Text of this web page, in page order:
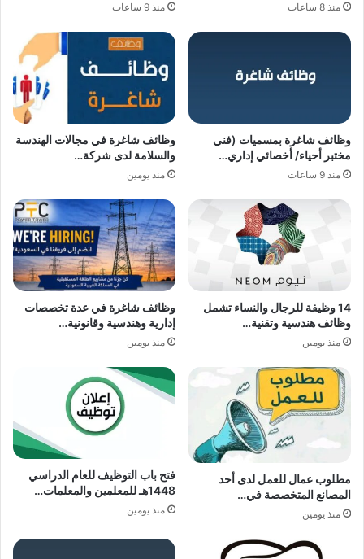
منذ 8 ساعات منذ 9 ساعات
وظائف شاغرة بمسميات (فني
مختبر أحياء/ أخصائي إداري…
منذ 9 ساعات
وظائف شاغرة في مجالات الهندسة
والسلامة لدى شركة…
منذ يومين
14 وظيفة للرجال والنساء تشمل
وظائف هندسية وتقنية…
منذ يومين
وظائف شاغرة في عدة تخصصات
إدارية وهندسية وقانونية…
منذ يومين
مطلوب عمال للعمل لدى أحد
المصانع المتخصصة في…
منذ يومين
فتح باب التوظيف للعام الدراسي
1448هـ للمعلمين والمعلمات…
منذ يومين